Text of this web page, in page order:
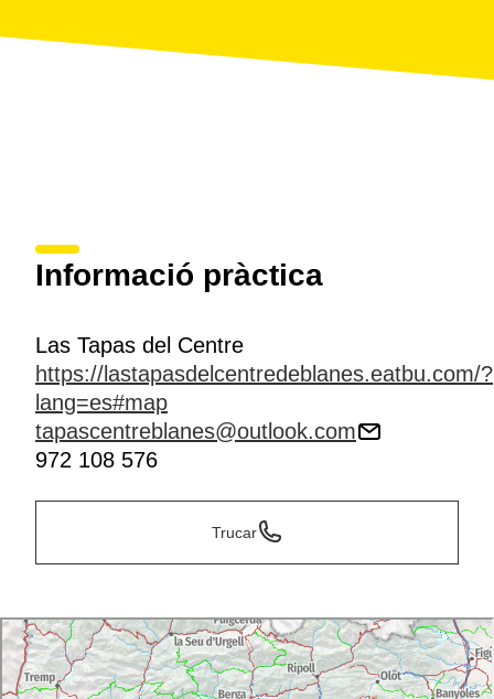
Informació pràctica
Las Tapas del Centre
https://lastapasdelcentredeblanes.eatbu.com/?
lang=es#map
tapascentreblanes@outlook.com
972 108 576
Trucar